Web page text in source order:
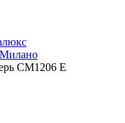
СМ1206 E